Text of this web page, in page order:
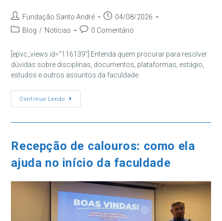
Autor
do
Fundação Santo André
Post
publicado:
04/08/2026
Categoria
post:
Blog / Notícias
Comentários
post:
0 Comentário
[epvc_views id="116139"] Entenda quem procurar para resolver
dúvidas sobre disciplinas, documentos, plataformas, estágio,
estudos e outros assuntos da faculdade.
Continue Lendo
Dúvidas
Na
Cada
Situação?
Recepção de calouros: como ela
ajuda no início da faculdade